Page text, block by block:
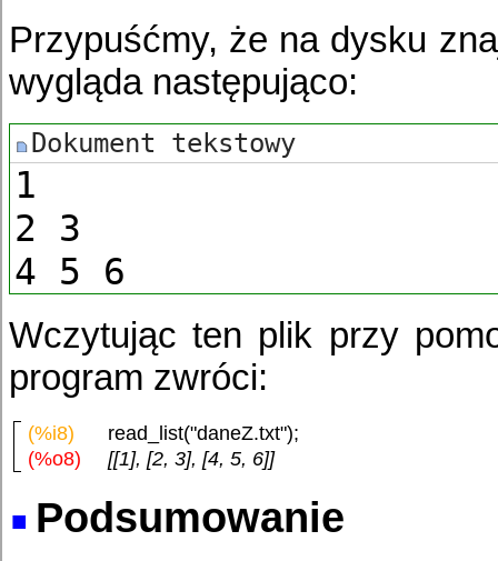
Przypuśćmy, że na dysku
wygląda następująco:
1
2 3
4 5 6
Wczytując ten plik przy
program zwróci:
(%i8)
read_list("daneZ.txt");
(%o8)
[[1], [2, 3], [4, 5, 6]]
Podsumowanie